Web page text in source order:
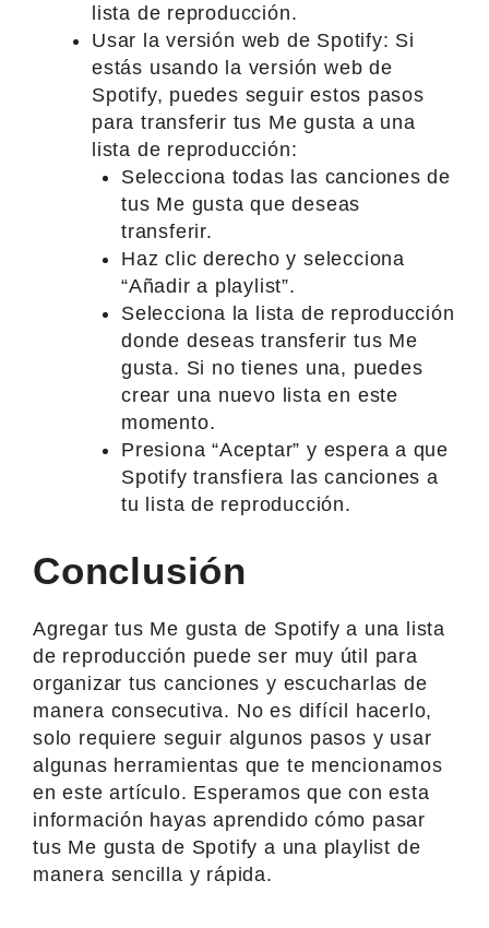
lista de reproducción.
Usar la versión web de Spotify: Si
estás usando la versión web de
Spotify, puedes seguir estos pasos
para transferir tus Me gusta a una
lista de reproducción:
Selecciona todas las canciones de
tus Me gusta que deseas
transferir.
Haz clic derecho y selecciona
“Añadir a playlist”.
Selecciona la lista de reproducción
donde deseas transferir tus Me
gusta. Si no tienes una, puedes
crear una nuevo lista en este
momento.
Presiona “Aceptar” y espera a que
Spotify transfiera las canciones a
tu lista de reproducción.
Conclusión
Agregar tus Me gusta de Spotify a una lista
de reproducción puede ser muy útil para
organizar tus canciones y escucharlas de
manera consecutiva. No es difícil hacerlo,
solo requiere seguir algunos pasos y usar
algunas herramientas que te mencionamos
en este artículo. Esperamos que con esta
información hayas aprendido cómo pasar
tus Me gusta de Spotify a una playlist de
manera sencilla y rápida.